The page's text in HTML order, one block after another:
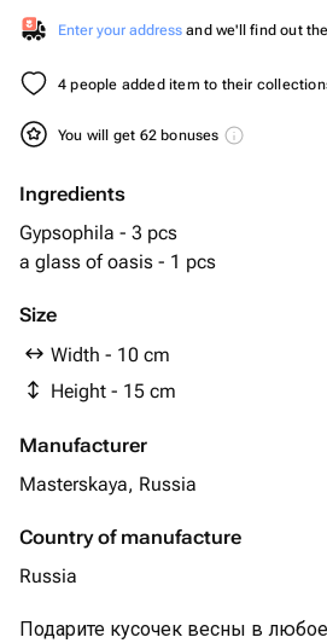
Enter your address and we'll find out
4 people added item to their
You will get 62 bonuses
Ingredients
Gypsophila - 3 pcs
a glass of oasis - 1 pcs
Size
Width - 10 cm
Height - 15 cm
Manufacturer
Masterskaya, Russia
Country of manufacture
Russia
Подарите кусочек весны в